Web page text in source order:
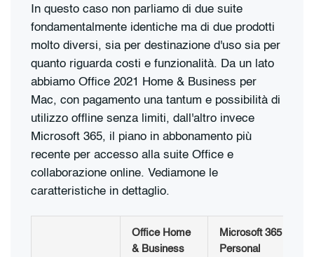
In questo caso non parliamo di due suite
fondamentalmente identiche ma di due prodotti
molto diversi, sia per destinazione d'uso sia per
quanto riguarda costi e funzionalità. Da un lato
abbiamo Office 2021 Home & Business per
Mac, con pagamento una tantum e possibilità di
utilizzo offline senza limiti, dall'altro invece
Microsoft 365, il piano in abbonamento più
recente per accesso alla suite Office e
collaborazione online. Vediamone le
caratteristiche in dettaglio.
Office Home
& Business
Microsoft 365
Personal